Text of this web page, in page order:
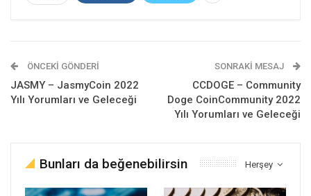
ÖNCEKI GÖNDERI
JASMY – JasmyCoin 2022
Yılı Yorumları ve Geleceği
SONRAKI MESAJ
CCDOGE – Community
Doge CoinCommunity 2022
Yılı Yorumları ve Geleceği
Herşey
Bunları da beğenebilirsin